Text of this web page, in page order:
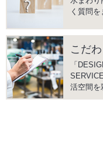
く質問を
こだ
「
活空間を